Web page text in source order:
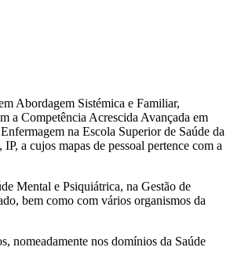
Abordagem Sistémica e Familiar,
a Competência Acrescida Avançada em
na Escola Superior de Saúde da
a cujos mapas de pessoal pertence com a
Mental e Psiquiátrica, na Gestão de
bem como com vários organismos da
nomeadamente nos domínios da Saúde